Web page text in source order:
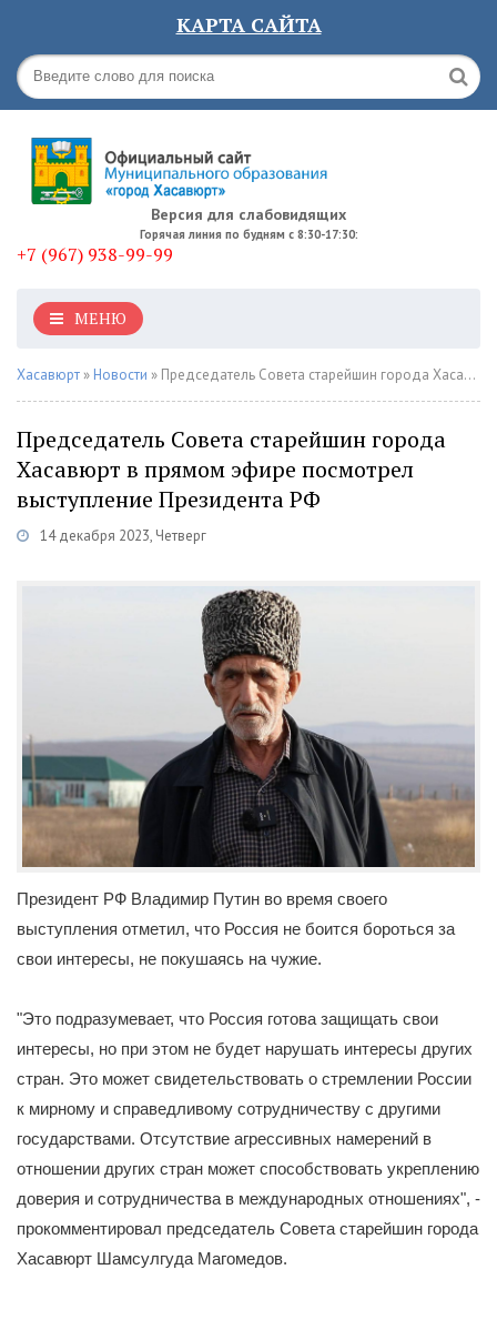
КАРТА САЙТА
Версия для слабовидящих
Горячая линия по будням с 8:30-17:30:
+7 (967) 938-99-99
МЕНЮ
Хасавюрт » Новости » Председатель Совета старейшин города Хасавюрт в прямом эфире посмотрел выступление Президента РФ
Председатель Совета старейшин города
Хасавюрт в прямом эфире посмотрел
выступление Президента РФ
14 декабря 2023, Четверг
Президент РФ Владимир Путин во время своего
выступления отметил, что Россия не боится бороться за
свои интересы, не покушаясь на чужие.
"Это подразумевает, что Россия готова защищать свои
интересы, но при этом не будет нарушать интересы других
стран. Это может свидетельствовать о стремлении России
к мирному и справедливому сотрудничеству с другими
государствами. Отсутствие агрессивных намерений в
отношении других стран может способствовать укреплению
доверия и сотрудничества в международных отношениях", -
прокомментировал председатель Совета старейшин города
Хасавюрт Шамсулгуда Магомедов.